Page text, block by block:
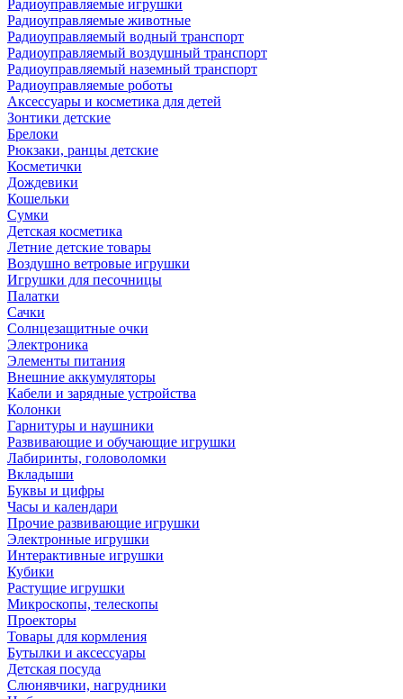
Радиоуправляемые игрушки
Радиоуправляемые животные
Радиоуправляемый водный транспорт
Радиоуправляемый воздушный транспорт
Радиоуправляемый наземный транспорт
Радиоуправляемые роботы
Аксессуары и косметика для детей
Зонтики детские
Брелоки
Рюкзаки, ранцы детские
Косметички
Дождевики
Кошельки
Сумки
Детская косметика
Летние детские товары
Воздушно ветровые игрушки
Игрушки для песочницы
Палатки
Сачки
Солнцезащитные очки
Электроника
Элементы питания
Внешние аккумуляторы
Кабели и зарядные устройства
Колонки
Гарнитуры и наушники
Развивающие и обучающие игрушки
Лабиринты, головоломки
Вкладыши
Буквы и цифры
Часы и календари
Прочие развивающие игрушки
Электронные игрушки
Интерактивные игрушки
Кубики
Растущие игрушки
Микроскопы, телескопы
Проекторы
Товары для кормления
Бутылки и аксессуары
Детская посуда
Слюнявчики, нагрудники